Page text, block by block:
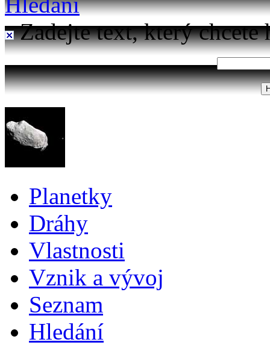
Zadejte text, který chcete
Planetky
Dráhy
Vlastnosti
Vznik a vývoj
Seznam
Hledání